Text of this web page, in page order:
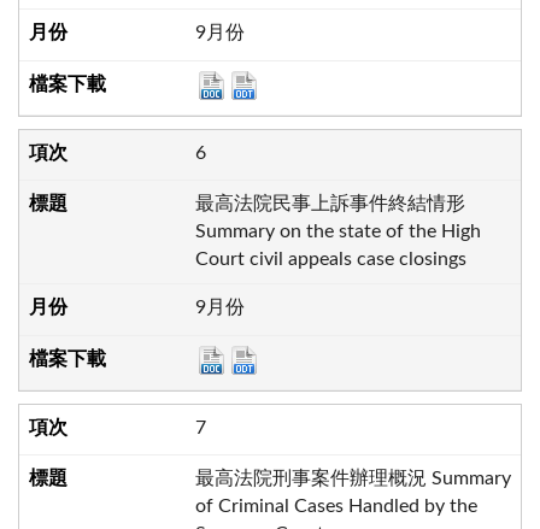
9月份
6
最高法院民事上訴事件終結情形
Summary on the state of the High
Court civil appeals case closings
9月份
7
最高法院刑事案件辦理概況 Summary
of Criminal Cases Handled by the